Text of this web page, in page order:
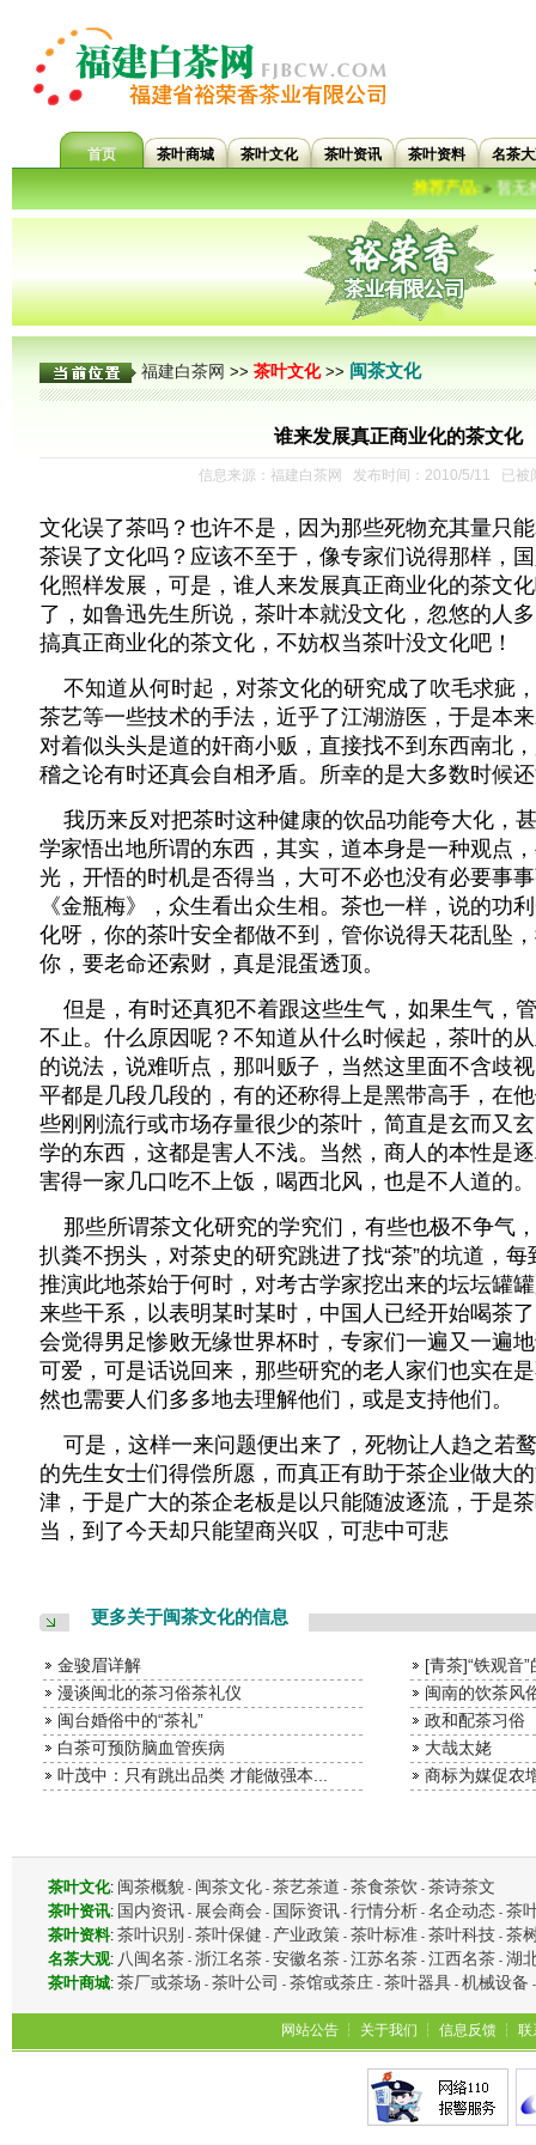
首页 茶叶商城 茶叶文化 茶叶资讯 茶叶资料 名茶
推荐产品:»暂无推
福建白茶网 >> 茶叶文化>> 闽茶文化
谁来发展真正商业化的茶文化
信息来源：福建白茶网 发布时间：2010/5/11 已被
文化误了茶吗？也许不是，因为那些死物充其量只
茶误了文化吗？应该不至于，像专家们说得那样，
化照样发展，可是，谁人来发展真正商业化的茶文
了，如鲁迅先生所说，茶叶本就没文化，忽悠的人
搞真正商业化的茶文化，不妨权当茶叶没文化吧！
不知道从何时起，对茶文化的研究成了吹毛求疵
茶艺等一些技术的手法，近乎了江湖游医，于是本
对着似头头是道的奸商小贩，直接找不到东西南北
稽之论有时还真会自相矛盾。所幸的是大多数时候
我历来反对把茶时这种健康的饮品功能夸大化，
学家悟出地所谓的东西，其实，道本身是一种观点
光，开悟的时机是否得当，大可不必也没有必要事
《金瓶梅》，众生看出众生相。茶也一样，说的功
化呀，你的茶叶安全都做不到，管你说得天花乱坠
你，要老命还索财，真是混蛋透顶。
但是，有时还真犯不着跟这些生气，如果生气，
不止。什么原因呢？不知道从什么时候起，茶叶的
的说法，说难听点，那叫贩子，当然这里面不含歧
平都是几段几段的，有的还称得上是黑带高手，在
些刚刚流行或市场存量很少的茶叶，简直是玄而又
学的东西，这都是害人不浅。当然，商人的本性是
害得一家几口吃不上饭，喝西北风，也是不人道的。
那些所谓茶文化研究的学究们，有些也极不争气
扒粪不拐头，对茶史的研究跳进了找“茶”的坑道，
推演此地茶始于何时，对考古学家挖出来的坛坛罐
来些干系，以表明某时某时，中国人已经开始喝茶
会觉得男足惨败无缘世界杯时，专家们一遍又一遍
可爱，可是话说回来，那些研究的老人家们也实在
然也需要人们多多地去理解他们，或是支持他们。
可是，这样一来问题便出来了，死物让人趋之若
的先生女士们得偿所愿，而真正有助于茶企业做大
津，于是广大的茶企老板是以只能随波逐流，于是
当，到了今天却只能望商兴叹，可悲中可悲
更多关于闽茶文化的信息
金骏眉详解
[青茶]“铁观音
漫谈闽北的茶习俗茶礼仪
闽南的饮茶风
闽台婚俗中的“茶礼”
政和配茶习俗
白茶可预防脑血管疾病
大哉太姥
叶茂中：只有跳出品类 才能做强本...
商标为媒促农
茶叶文化: 闽茶概貌 - 闽茶文化 - 茶艺茶道 - 茶食茶饮 - 茶诗茶文
茶叶资讯: 国内资讯 - 展会商会 - 国际资讯 - 行情分析 - 名企动态 - 茶
茶叶资料: 茶叶识别 - 茶叶保健 - 产业政策 - 茶叶标准 - 茶叶科技 - 茶
名茶大观: 八闽名茶 - 浙江名茶 - 安徽名茶 - 江苏名茶 - 江西名茶 - 湖
茶叶商城: 茶厂或茶场 - 茶叶公司 - 茶馆或茶庄 - 茶叶器具 - 机械设备
网站公告 ┆ 关于我们 ┆ 信息反馈 ┆ 联